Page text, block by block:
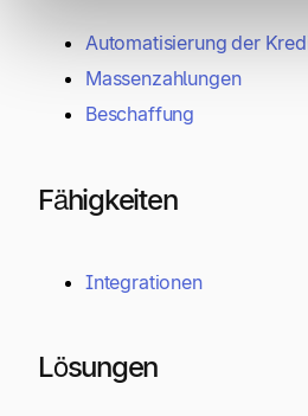
Automatisierung der
Massenzahlungen
Beschaffung
Fähigkeiten
Integrationen
Lösungen